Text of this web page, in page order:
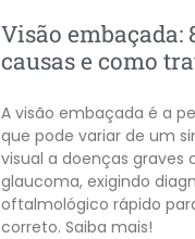
Visão
causas e como
A visão embaçada é a
que pode variar de um
visual a doenças
glaucoma, exigindo
oftalmológico rápido
correto. Saiba mais!